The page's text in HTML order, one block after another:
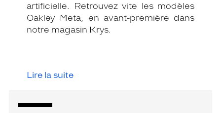
artificielle. Retrouvez vite les modèles
Oakley Meta, en avant-première dans
notre magasin Krys.
Lire la suite